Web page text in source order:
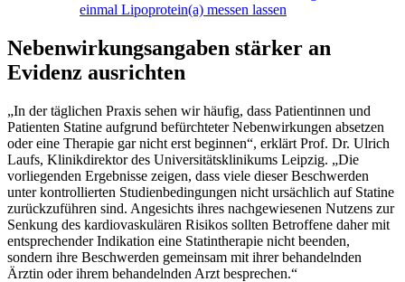
einmal Lipoprotein(a) messen lassen
Nebenwirkungsangaben stärker an
Evidenz ausrichten
„In der täglichen Praxis sehen wir häufig, dass Patientinnen und
Patienten Statine aufgrund befürchteter Nebenwirkungen absetzen
oder eine Therapie gar nicht erst beginnen“, erklärt Prof. Dr. Ulrich
Laufs, Klinikdirektor des Universitätsklinikums Leipzig. „Die
vorliegenden Ergebnisse zeigen, dass viele dieser Beschwerden
unter kontrollierten Studienbedingungen nicht ursächlich auf Statine
zurückzuführen sind. Angesichts ihres nachgewiesenen Nutzens zur
Senkung des kardiovaskulären Risikos sollten Betroffene daher mit
entsprechender Indikation eine Statintherapie nicht beenden,
sondern ihre Beschwerden gemeinsam mit ihrer behandelnden
Ärztin oder ihrem behandelnden Arzt besprechen.“